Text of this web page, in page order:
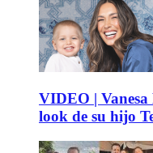
VIDEO |
look de su hijo